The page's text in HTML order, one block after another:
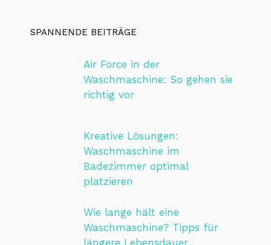
SPANNENDE BEITRÄGE
Air Force in der
Waschmaschine: So gehen sie
richtig vor
Kreative Lösungen:
Waschmaschine im
Badezimmer optimal
platzieren
Wie lange hält eine
Waschmaschine? Tipps für
längere Lebensdauer